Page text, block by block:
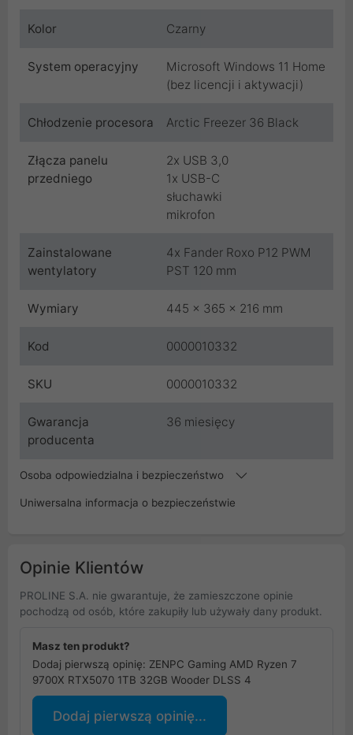
Kolor Czarny
System operacyjny
Microsoft Windows 11 Home
(bez licencji i aktywacji)
Chłodzenie procesora Arctic Freezer 36 Black
Złącza panelu
przedniego
2x USB 3,0
1x USB-C
słuchawki
mikrofon
Zainstalowane
wentylatory
4x Fander Roxo P12 PWM
PST 120 mm
Wymiary 445 x 365 x 216 mm
Kod 0000010332
SKU 0000010332
Gwarancja
producenta
36 miesięcy
Osoba odpowiedzialna i bezpieczeństwo
Uniwersalna informacja o bezpieczeństwie
Opinie Klientów
PROLINE S.A. nie gwarantuje, że zamieszczone opinie
pochodzą od osób, które zakupiły lub używały dany produkt.
Masz ten produkt?
Dodaj pierwszą opinię: ZENPC Gaming AMD Ryzen 7
9700X RTX5070 1TB 32GB Wooder DLSS 4
Dodaj pierwszą opinię...